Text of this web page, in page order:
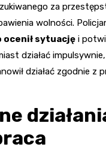
za
wolności.
ocenił sytuację i
działać
działać zgodnie z